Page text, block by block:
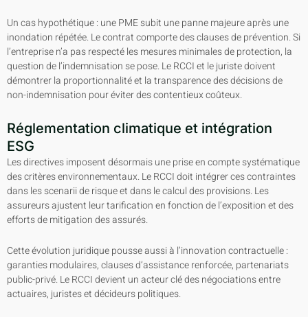
Un cas hypothétique : une PME subit une panne majeure après une
inondation répétée. Le contrat comporte des clauses de prévention. Si
l’entreprise n’a pas respecté les mesures minimales de protection, la
question de l’indemnisation se pose. Le RCCI et le juriste doivent
démontrer la proportionnalité et la transparence des décisions de
non-indemnisation pour éviter des contentieux coûteux.
Réglementation climatique et intégration
ESG
Les directives imposent désormais une prise en compte systématique
des critères environnementaux. Le RCCI doit intégrer ces contraintes
dans les scenarii de risque et dans le calcul des provisions. Les
assureurs ajustent leur tarification en fonction de l’exposition et des
efforts de mitigation des assurés.
Cette évolution juridique pousse aussi à l’innovation contractuelle :
garanties modulaires, clauses d’assistance renforcée, partenariats
public-privé. Le RCCI devient un acteur clé des négociations entre
actuaires, juristes et décideurs politiques.